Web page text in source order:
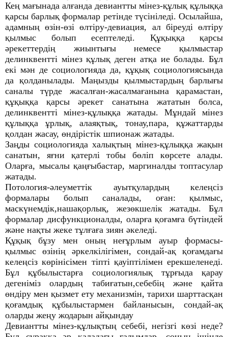
Кең мағынада алғанда девиантты мінез-құлық құлыққа
қарсы барлық формалар ретінде түсініледі. Осылайша,
адамның өзін-өзі өлтіру-девиация, ал біреуді өлтіру
қылмыс болып есептеледі. Құқыққа қарсы
әрекеттердің жиынтығы немесе қылмыстар
делинквентті мінез құлық деген атқа ие болады. Бұл
екі мән де социологияда да, құқық социологиясында
да қолданылады. Маңызды қылмыстардың барлығы
саналы түрде жасалған-жасалмағанына қарамастан,
құқыққа қарсы әрекет санатына жататын болса,
делинквентті мінез-құлыққа жатады. Мұндай мінез
құлыққа ұрлық, алаяқтық, тонау,пара, құжаттарды
қолдан жасау, өндірістік шпионаж жатады.
Заңды социологияда халықтың мінез-құлыққа жақын
санатын, яғни қатерлі тобы бөліп көрсете алады.
Оларға, мысалы қаңғыбастар, маргиналды топтасулар
жатады.
Потология-әлеуметтік ауытқулардың келеңсіз
формалары болып саналады, оған: қылмыс,
маскүнемдік,нашақорлық, жезөкшелік жатады. Бұл
формалар дисфункционалды, оларға қоғамға бүтіндей
және нақты жеке тұлғаға зиян әкеледі.
Құқық бұзу мен оның неғұрлым ауыр формасы-
қылмыс өзінің әркелкілігімен, сондай-ақ қоғамдағы
келеңсіз көрінісімен тіпті қауіптілімен ерекшеленеді.
Бұл құбылыстарға социологиялық тұрғыда қарау
дегеніміз олардың табиғатын,себебің және қайта
өндіру мен қызмет ету механизмін, тарихи шарттасқан
қоғамдық құбылыстармен байланысын, сондай-ақ
оларды жеңу жодарын айқындау
Девиантты мінез-құлықтың себебі, негізгі көзі неде?